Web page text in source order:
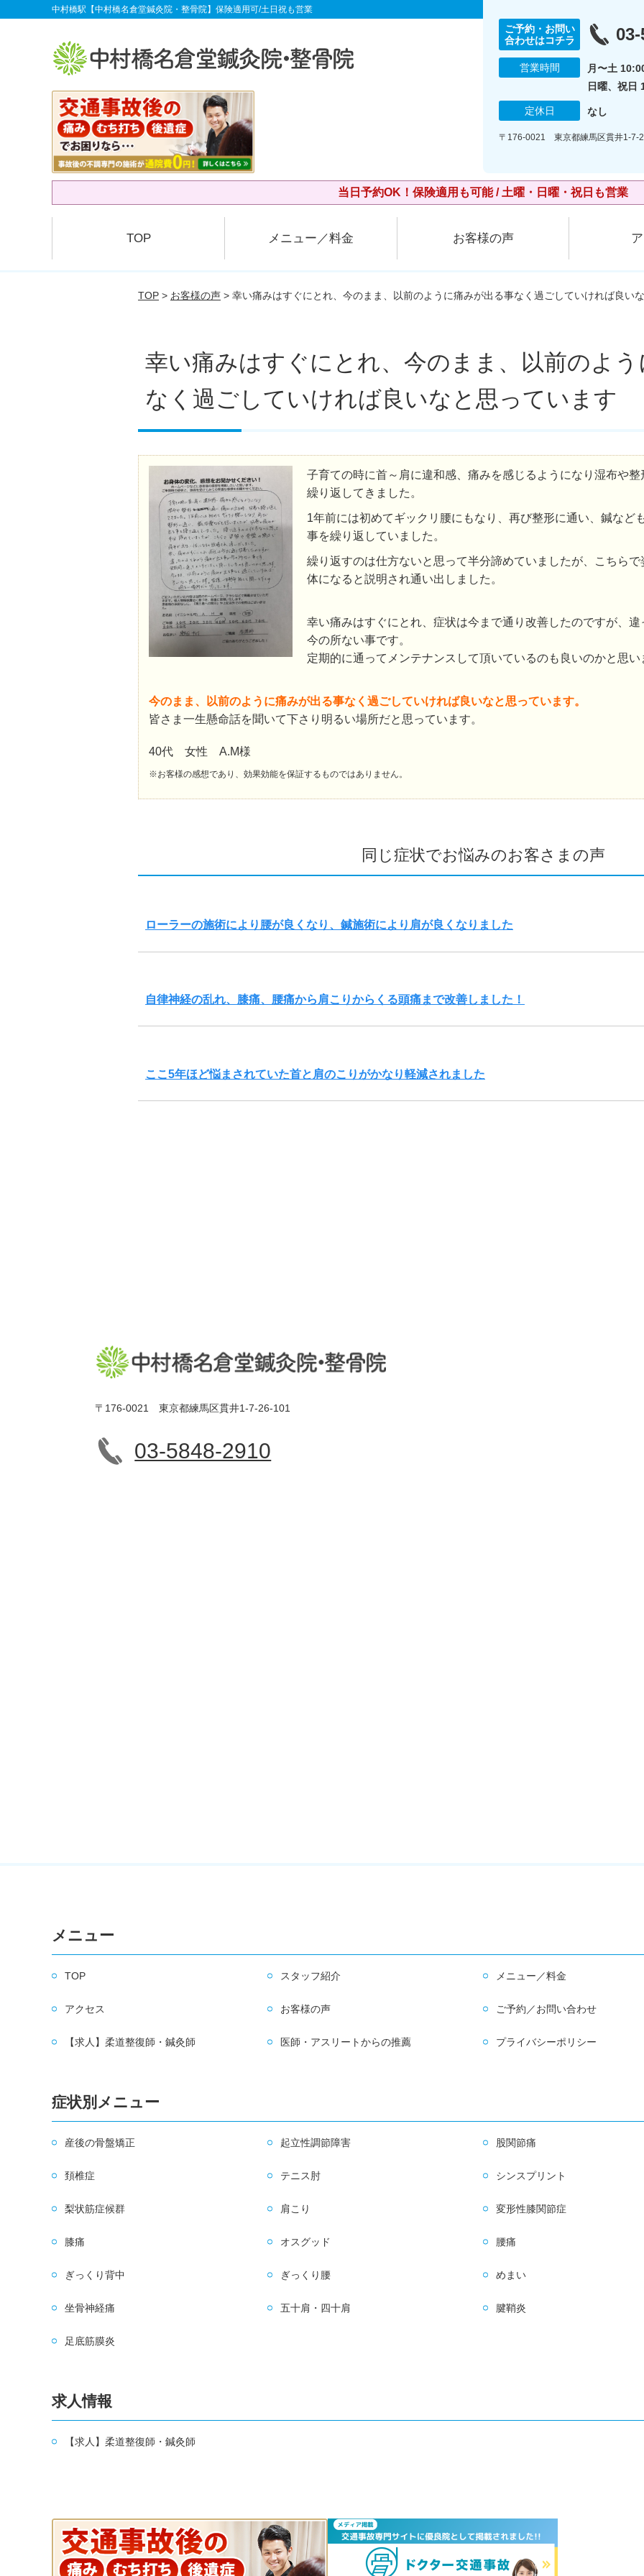
中村橋駅【中村橋名倉堂鍼灸院・整骨院】保険適用可/土日祝も営業
ご予約・お問い
合わせはコチラ
営業時間
月〜土
日曜、祝日
定休日 なし
〒176-0021 東京都練馬区貫井1-7-
当日予約OK！保険適用も可能 / 土曜・日曜・祝日も営業
TOP メニュー／料金 お客様の声
TOP > お客様の声 > 幸い痛みはすぐにとれ、今のまま、以前のように痛みが出る事なく過ごしていければ良い
幸い痛みはすぐにとれ、今のまま、以前のよ
なく過ごしていければ良いなと思っています
子育ての時に首～肩に違和感、痛みを感じるようになり湿布や
繰り返してきました。
1年前には初めてギックリ腰にもなり、再び整形に通い、鍼など
事を繰り返していました。
繰り返すのは仕方ないと思って半分諦めていましたが、こちら
体になると説明され通い出しました。
幸い痛みはすぐにとれ、症状は今まで通り改善したのですが、
今の所ない事です。
定期的に通ってメンテナンスして頂いているのも良いのかと思い
今のまま、以前のように痛みが出る事なく過ごしていければ良いなと思っています。
皆さま一生懸命話を聞いて下さり明るい場所だと思っています。
40代 女性 A.M様
※お客様の感想であり、効果効能を保証するものではありません。
同じ症状でお悩みのお客さまの声
ローラーの施術により腰が良くなり、鍼施術により肩が良くなりました
自律神経の乱れ、膝痛、腰痛から肩こりからくる頭痛まで改善しました！
ここ5年ほど悩まされていた首と肩のこりがかなり軽減されました
〒176-0021 東京都練馬区貫井1-7-26-101
03-5848-2910
メニュー
TOP スタッフ紹介 メニュー／料金
アクセス お客様の声 ご予約／お問い合わせ
【求人】柔道整復師・鍼灸師 医師・アスリートからの推薦 プライバシーポリシー
症状別メニュー
産後の骨盤矯正 起立性調節障害 股関節痛
頚椎症 テニス肘 シンスプリント
梨状筋症候群 肩こり 変形性膝関節症
膝痛 オスグッド 腰痛
ぎっくり背中 ぎっくり腰 めまい
坐骨神経痛 五十肩・四十肩 腱鞘炎
足底筋膜炎
求人情報
【求人】柔道整復師・鍼灸師